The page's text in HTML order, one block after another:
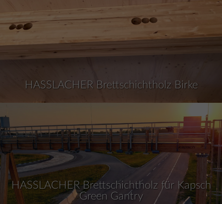
HASSLACHER Brettschichtholz Birke
HASSLACHER Brettschichtholz für Kapsch
Green Gantry